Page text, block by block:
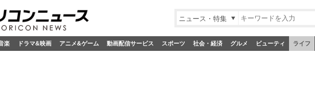
ニュース・特集
楽 ドラマ&映画 アニメ&ゲーム 動画配信サービス スポーツ 社会・経済 グルメ ビューティ ライフ